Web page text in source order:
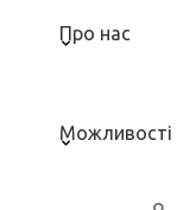
Про нас
Можливості